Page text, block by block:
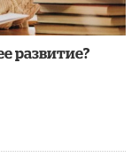
развитие?